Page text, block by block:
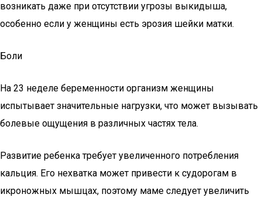
возникать даже при отсутствии угрозы выкидыша,
особенно если у женщины есть эрозия шейки матки.
Боли
На 23 неделе беременности организм женщины
испытывает значительные нагрузки, что может вызывать
болевые ощущения в различных частях тела.
Развитие ребенка требует увеличенного потребления
кальция. Его нехватка может привести к судорогам в
икроножных мышцах, поэтому маме следует увеличить